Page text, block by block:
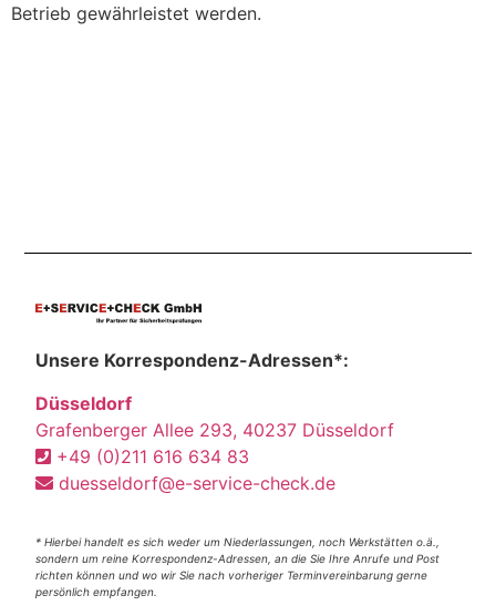
Betrieb gewährleistet werden.
Unsere Korrespondenz-Adressen*:
Düsseldorf
Grafenberger Allee 293, 40237 Düsseldorf
+49 (0)211 616 634 83
duesseldorf@e-service-check.de
* Hierbei handelt es sich weder um Niederlassungen, noch Werkstätten o.ä.,
sondern um reine Korrespondenz-Adressen, an die Sie Ihre Anrufe und Post
richten können und wo wir Sie nach vorheriger Terminvereinbarung gerne
persönlich empfangen.